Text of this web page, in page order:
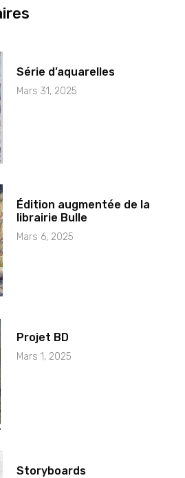
Série d’aquarelles
Mars 31, 2025
Édition augmentée de la
librairie Bulle
Mars 6, 2025
Projet BD
Mars 1, 2025
Storyboards